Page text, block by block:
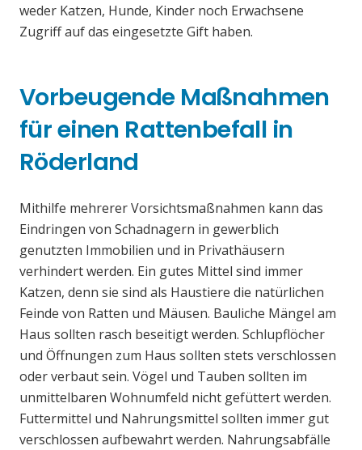
weder Katzen, Hunde, Kinder noch Erwachsene
Zugriff auf das eingesetzte Gift haben.
Vorbeugende Maßnahmen
für einen Rattenbefall in
Röderland
Mithilfe mehrerer Vorsichtsmaßnahmen kann das
Eindringen von Schadnagern in gewerblich
genutzten Immobilien und in Privathäusern
verhindert werden. Ein gutes Mittel sind immer
Katzen, denn sie sind als Haustiere die natürlichen
Feinde von Ratten und Mäusen. Bauliche Mängel am
Haus sollten rasch beseitigt werden. Schlupflöcher
und Öffnungen zum Haus sollten stets verschlossen
oder verbaut sein. Vögel und Tauben sollten im
unmittelbaren Wohnumfeld nicht gefüttert werden.
Futtermittel und Nahrungsmittel sollten immer gut
verschlossen aufbewahrt werden. Nahrungsabfälle